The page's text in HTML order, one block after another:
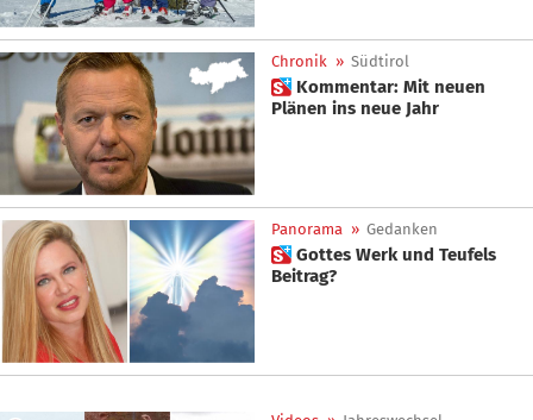
Chronik » Südtirol
 Kommentar: Mit neuen
Plänen ins neue Jahr
Panorama » Gedanken
 Gottes Werk und Teufels
Beitrag?